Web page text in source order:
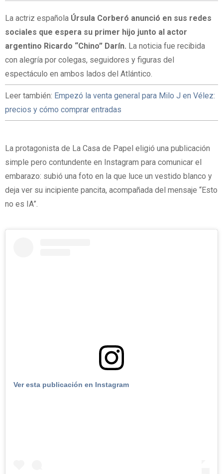
La actriz española Úrsula Corberó anunció en sus redes
sociales que espera su primer hijo junto al actor
argentino Ricardo “Chino” Darín. La noticia fue recibida
con alegría por colegas, seguidores y figuras del
espectáculo en ambos lados del Atlántico.
Leer también: Empezó la venta general para Milo J en Vélez:
precios y cómo comprar entradas
La protagonista de La Casa de Papel eligió una publicación
simple pero contundente en Instagram para comunicar el
embarazo: subió una foto en la que luce un vestido blanco y
deja ver su incipiente pancita, acompañada del mensaje “Esto
no es IA”.
Ver esta publicación en Instagram